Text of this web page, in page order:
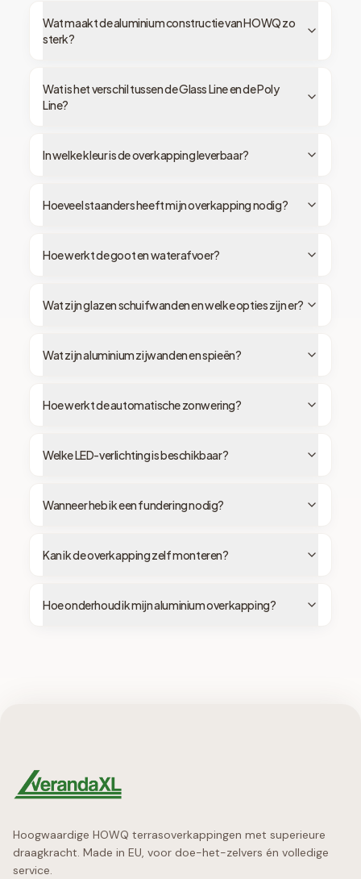
Wat maakt de aluminium constructie van HOWQ zo
sterk?
Wat is het verschil tussen de Glass Line en de Poly
Line?
In welke kleur is de overkapping leverbaar?
Hoeveel staanders heeft mijn overkapping nodig?
Hoe werkt de goot en waterafvoer?
Wat zijn glazen schuifwanden en welke opties zijn er?
Wat zijn aluminium zijwanden en spieën?
Hoe werkt de automatische zonwering?
Welke LED-verlichting is beschikbaar?
Wanneer heb ik een fundering nodig?
Kan ik de overkapping zelf monteren?
Hoe onderhoud ik mijn aluminium overkapping?
Hoogwaardige HOWQ terrasoverkappingen met superieure
draagkracht. Made in EU, voor doe-het-zelvers én volledige
service.